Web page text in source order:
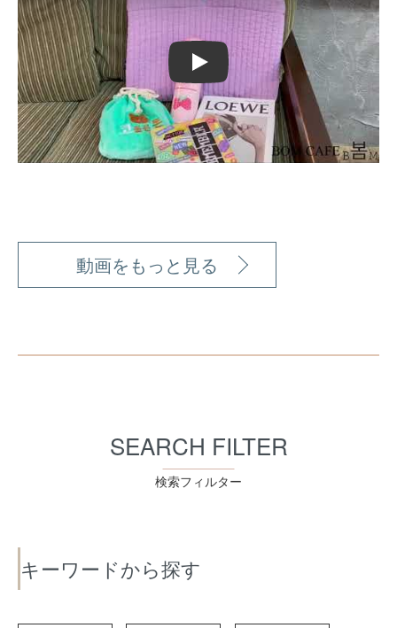
Play
動画をもっと見る
SEARCH FILTER
検索フィルター
キーワードから探す